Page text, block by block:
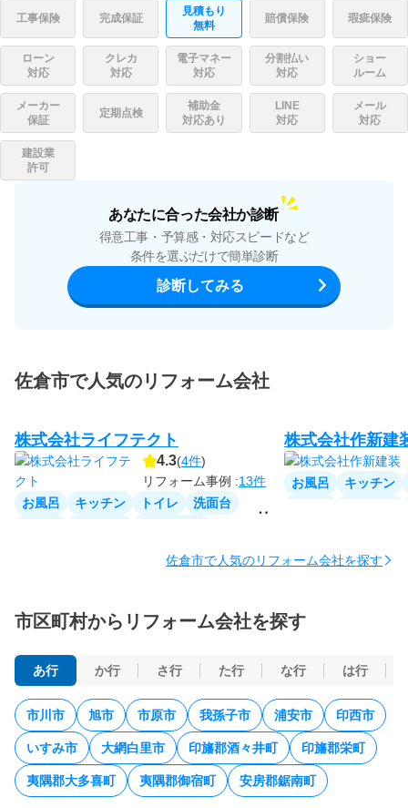
さまざまな建物の改修工事を行っています。
工事保険 完成保証
見積もり
無料
賠償保険 瑕疵保険
ローン
対応
クレカ
対応
電子マネー
対応
分割払い
対応
ショー
ルーム
メーカー
保証
定期点検
補助金
対応あり
LINE
対応
メール
対応
建設業
許可
あなたに合った会社か診断
得意工事・予算感・対応スピードなど
条件を選ぶだけで簡単診断
診断してみる
佐倉市で人気のリフォーム会社
株式会社ライフテクト
4.3(4件)
リフォーム事例 :13件
お風呂
キッチン トイレ
洗面台
株式会社作新建
お風呂
キッチン
玄関
外壁
屋根
佐倉市で人気のリフォーム会社を探す
市区町村からリフォーム会社を探す
あ行 か行 さ行 た行 な行 は行
市川市 旭市 市原市 我孫子市 浦安市 印西市
いすみ市 大網白里市 印旛郡酒々井町 印旛郡栄町
夷隅郡大多喜町 夷隅郡御宿町 安房郡鋸南町